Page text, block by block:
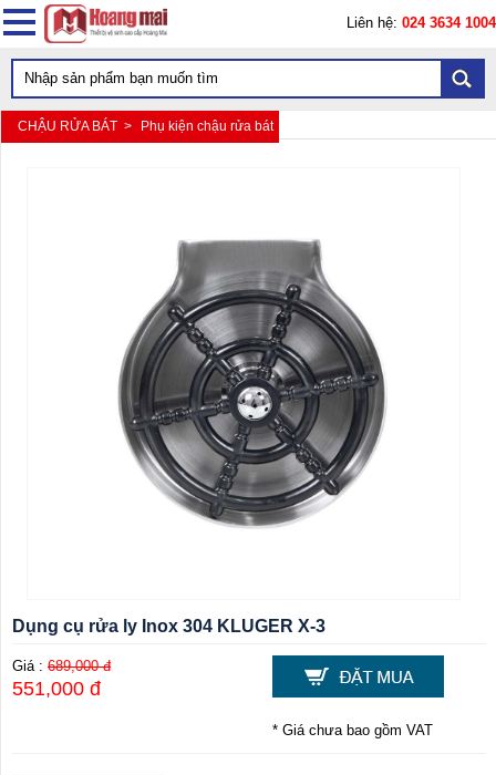
Liên hệ: 024 3634 1004
CHẬU RỬA BÁT > Phụ kiện chậu rửa bát
Dụng cụ rửa ly Inox 304 KLUGER X-3
Giá : 689,000 đ
551,000 đ
* Giá chưa bao gồm VAT